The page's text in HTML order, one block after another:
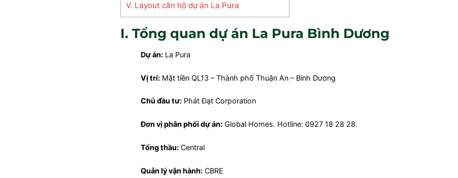
V. Layout căn hộ dự án La Pura
I. Tổng quan dự án La Pura Bình Dương
Dự án: La Pura
Vị trí: Mặt tiền QL13 – Thành phố Thuận An – Bình Dương
Chủ đầu tư: Phát Đạt Corporation
Đơn vị phân phối dự án: Global Homes. Hotline: 0927 18 28 28.
Tổng thầu: Central
Quản lý vận hành: CBRE